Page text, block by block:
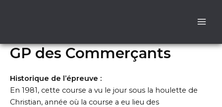
GP des Commerçants
Historique de l’épreuve :
En 1981, cette course a vu le jour sous la houlette de
Christian, année où la course a eu lieu des